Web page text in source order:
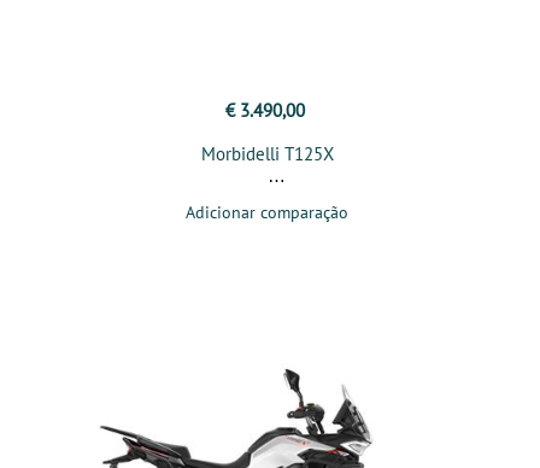
€ 3.490,00
Morbidelli T125X
Adicionar comparação